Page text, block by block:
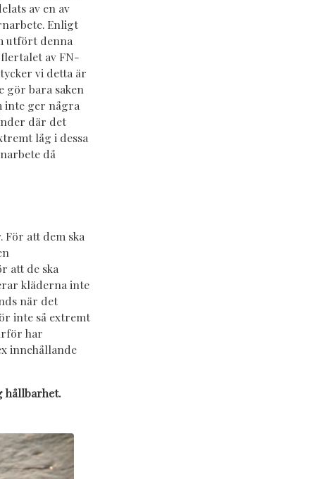
av en av
Enligt
utfört denna
av FN-
vi detta är
gör bara saken
inte ger några
där det
låg i dessa
då
att dem ska
att de ska
kläderna inte
när det
inte så extremt
har
innehållande
hållbarhet.